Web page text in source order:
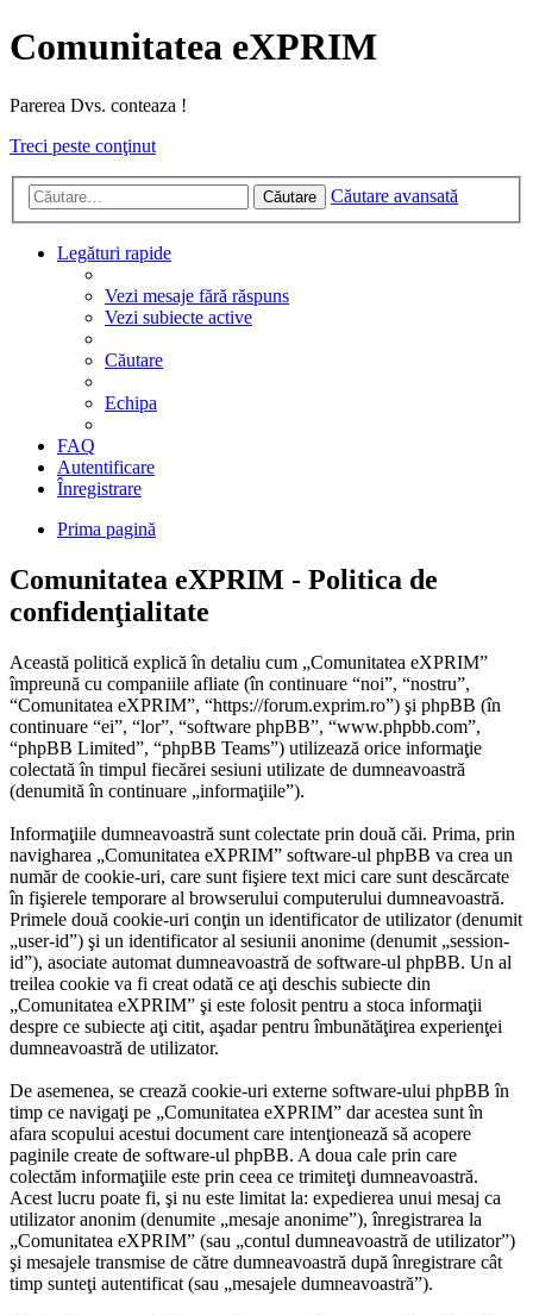
Comunitatea eXPRIM
Parerea Dvs. conteaza !
Treci peste conţinut
Căutare Căutare avansată
Legături rapide
Vezi mesaje fără răspuns
Vezi subiecte active
Căutare
Echipa
FAQ
Autentificare
Înregistrare
Prima pagină
Comunitatea eXPRIM - Politica de
confidenţialitate
Această politică explică în detaliu cum „Comunitatea eXPRIM”
împreună cu companiile afliate (în continuare “noi”, “nostru”,
“Comunitatea eXPRIM”, “https://forum.exprim.ro”) şi phpBB (în
continuare “ei”, “lor”, “software phpBB”, “www.phpbb.com”,
“phpBB Limited”, “phpBB Teams”) utilizează orice informaţie
colectată în timpul fiecărei sesiuni utilizate de dumneavoastră
(denumită în continuare „informaţiile”).
Informaţiile dumneavoastră sunt colectate prin două căi. Prima, prin
navigharea „Comunitatea eXPRIM” software-ul phpBB va crea un
număr de cookie-uri, care sunt fişiere text mici care sunt descărcate
în fişierele temporare al browserului computerului dumneavoastră.
Primele două cookie-uri conţin un identificator de utilizator (denumit
„user-id”) şi un identificator al sesiunii anonime (denumit „session-
id”), asociate automat dumneavoastră de software-ul phpBB. Un al
treilea cookie va fi creat odată ce aţi deschis subiecte din
„Comunitatea eXPRIM” şi este folosit pentru a stoca informaţii
despre ce subiecte aţi citit, aşadar pentru îmbunătăţirea experienţei
dumneavoastră de utilizator.
De asemenea, se crează cookie-uri externe software-ului phpBB în
timp ce navigaţi pe „Comunitatea eXPRIM” dar acestea sunt în
afara scopului acestui document care intenţionează să acopere
paginile create de software-ul phpBB. A doua cale prin care
colectăm informaţiile este prin ceea ce trimiteţi dumneavoastră.
Acest lucru poate fi, şi nu este limitat la: expedierea unui mesaj ca
utilizator anonim (denumite „mesaje anonime”), înregistrarea la
„Comunitatea eXPRIM” (sau „contul dumneavoastră de utilizator”)
şi mesajele transmise de către dumneavoastră după înregistrare cât
timp sunteţi autentificat (sau „mesajele dumneavoastră”).